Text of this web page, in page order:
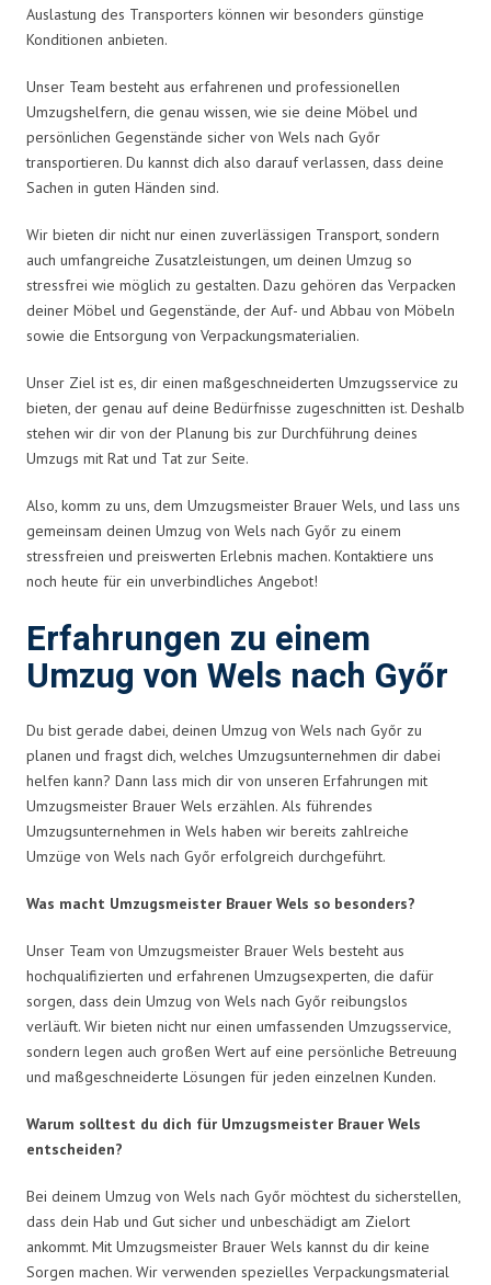
Auslastung des Transporters können wir besonders günstige
Konditionen anbieten.
Unser Team besteht aus erfahrenen und professionellen
Umzugshelfern, die genau wissen, wie sie deine Möbel und
persönlichen Gegenstände sicher von Wels nach Győr
transportieren. Du kannst dich also darauf verlassen, dass deine
Sachen in guten Händen sind.
Wir bieten dir nicht nur einen zuverlässigen Transport, sondern
auch umfangreiche Zusatzleistungen, um deinen Umzug so
stressfrei wie möglich zu gestalten. Dazu gehören das Verpacken
deiner Möbel und Gegenstände, der Auf- und Abbau von Möbeln
sowie die Entsorgung von Verpackungsmaterialien.
Unser Ziel ist es, dir einen maßgeschneiderten Umzugsservice zu
bieten, der genau auf deine Bedürfnisse zugeschnitten ist. Deshalb
stehen wir dir von der Planung bis zur Durchführung deines
Umzugs mit Rat und Tat zur Seite.
Also, komm zu uns, dem Umzugsmeister Brauer Wels, und lass uns
gemeinsam deinen Umzug von Wels nach Győr zu einem
stressfreien und preiswerten Erlebnis machen. Kontaktiere uns
noch heute für ein unverbindliches Angebot!
Erfahrungen zu einem
Umzug von Wels nach Győr
Du bist gerade dabei, deinen Umzug von Wels nach Győr zu
planen und fragst dich, welches Umzugsunternehmen dir dabei
helfen kann? Dann lass mich dir von unseren Erfahrungen mit
Umzugsmeister Brauer Wels erzählen. Als führendes
Umzugsunternehmen in Wels haben wir bereits zahlreiche
Umzüge von Wels nach Győr erfolgreich durchgeführt.
Was macht Umzugsmeister Brauer Wels so besonders?
Unser Team von Umzugsmeister Brauer Wels besteht aus
hochqualifizierten und erfahrenen Umzugsexperten, die dafür
sorgen, dass dein Umzug von Wels nach Győr reibungslos
verläuft. Wir bieten nicht nur einen umfassenden Umzugsservice,
sondern legen auch großen Wert auf eine persönliche Betreuung
und maßgeschneiderte Lösungen für jeden einzelnen Kunden.
Warum solltest du dich für Umzugsmeister Brauer Wels
entscheiden?
Bei deinem Umzug von Wels nach Győr möchtest du sicherstellen,
dass dein Hab und Gut sicher und unbeschädigt am Zielort
ankommt. Mit Umzugsmeister Brauer Wels kannst du dir keine
Sorgen machen. Wir verwenden spezielles Verpackungsmaterial